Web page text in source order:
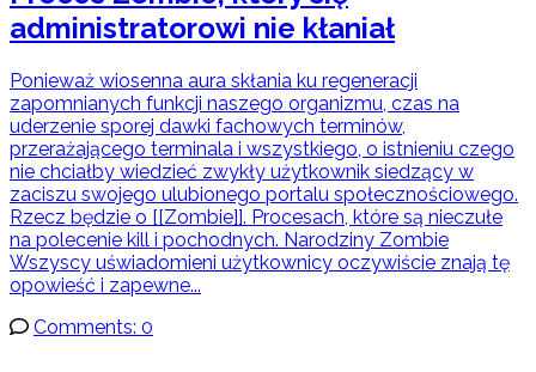
administratorowi nie kłaniał
Ponieważ wiosenna aura skłania ku regeneracji
zapomnianych funkcji naszego organizmu, czas na
uderzenie sporej dawki fachowych terminów,
przerażającego terminala i wszystkiego, o istnieniu czego
nie chciałby wiedzieć zwykły użytkownik siedzący w
zaciszu swojego ulubionego portalu społecznościowego.
Rzecz będzie o [[Zombie]]. Procesach, które są nieczułe
na polecenie kill i pochodnych. Narodziny Zombie
Wszyscy uświadomieni użytkownicy oczywiście znają tę
opowieść i zapewne...
Comments: 0